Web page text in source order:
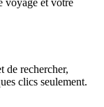
voyage et votre
de rechercher,
clics seulement.